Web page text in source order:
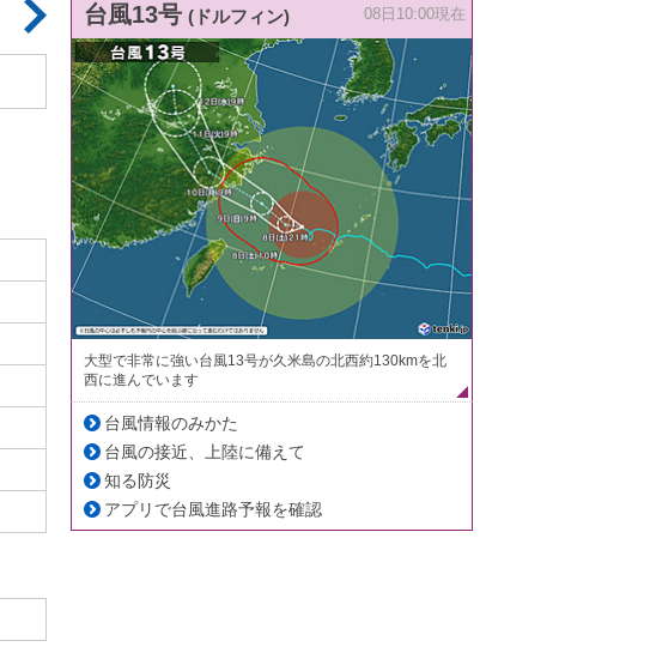
台風13号 (ドルフィン) 08日10:00現在
大型で非常に強い台風13号が久米島の北西約130kmを北
西に進んでいます
台風情報のみかた
台風の接近、上陸に備えて
知る防災
アプリで台風進路予報を確認